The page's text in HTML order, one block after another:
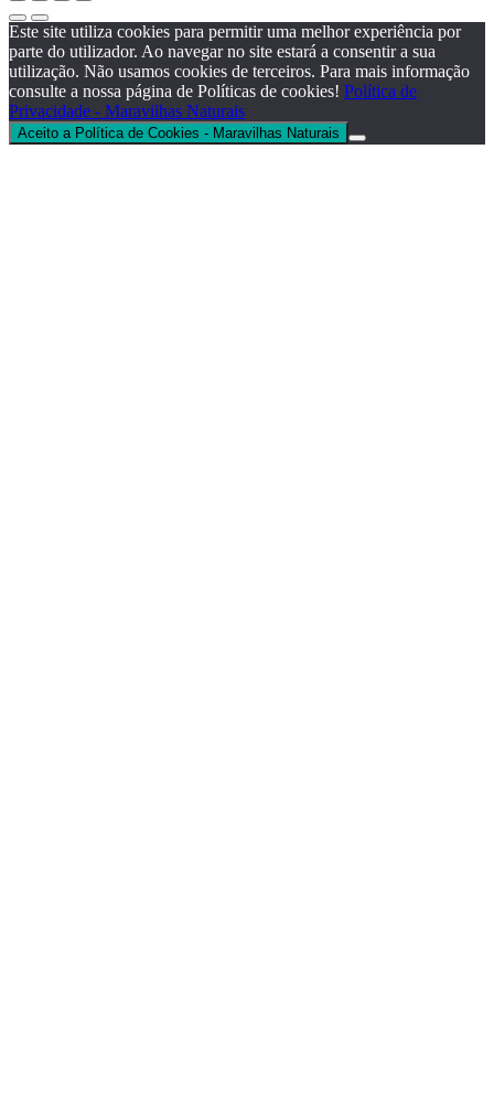
Este site utiliza cookies para permitir uma melhor experiência por
parte do utilizador. Ao navegar no site estará a consentir a sua
utilização. Não usamos cookies de terceiros. Para mais informação
consulte a nossa página de Políticas de cookies! Política de
Privacidade - Maravilhas Naturais
Aceito a Política de Cookies - Maravilhas Naturais